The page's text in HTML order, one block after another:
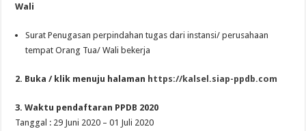
Wali
Surat Penugasan perpindahan tugas dari instansi/ perusahaan
tempat Orang Tua/ Wali bekerja
2. Buka / klik menuju halaman https://kalsel.siap-ppdb.com
3. Waktu pendaftaran PPDB 2020
Tanggal : 29 Juni 2020 – 01 Juli 2020